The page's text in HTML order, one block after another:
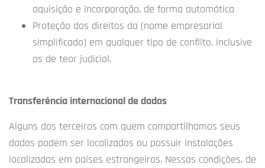
aquisição e incorporação, de forma automática
Proteção dos direitos da (nome empresarial
simplificado) em qualquer tipo de conflito, inclusive
os de teor judicial.
Transferência internacional de dados
Alguns dos terceiros com quem compartilhamos seus
dados podem ser localizados ou possuir instalações
localizadas em países estrangeiros. Nessas condições, de